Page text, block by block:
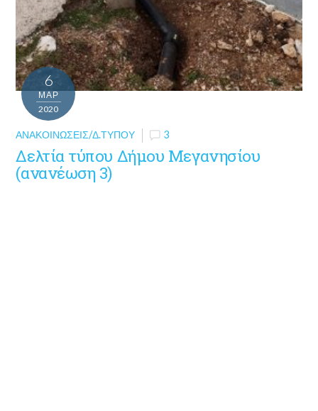
6
ΜΑΡ
2020
ΑΝΑΚΟΙΝΏΣΕΙΣ/Δ.ΤΎΠΟΥ 3
Δελτία τύπου Δήμου Μεγανησίου
(ανανέωση 3)